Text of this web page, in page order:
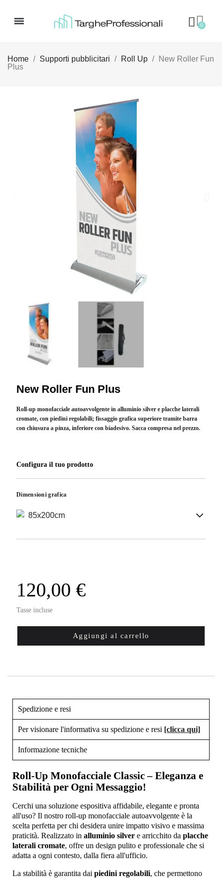
Home Supporti pubblicitari Roll Up
New Roller Fun
Plus
New Roller Fun Plus
Roll-up monofacciale autoavvolgente in alluminio silver e placche laterali
cromate, con piedini regolabili; fissaggio grafica superiore tramite barra
con chiusura a pinza, inferiore con biadesivo. Sacca compresa nel prezzo.
Configura il tuo prodotto
Dimensioni grafica
85x200cm
120,00 €
Tasse incluse
Aggiungi al carrello
Spedizione e resi
Per visionare l'informativa su spedizione e resi [clicca qui]
Informazione tecniche
Roll-Up Monofacciale Classic – Eleganza e
Stabilità per Ogni Messaggio!
Cerchi una soluzione espositiva affidabile, elegante e pronta
all'uso? Il nostro roll-up monofacciale autoavvolgente è la
scelta perfetta per chi desidera unire impatto visivo e massima
praticità. Realizzato in alluminio silver e arricchito da placche
laterali cromate, offre un design pulito e professionale che si
adatta a ogni contesto, dalla fiera all'ufficio.
La stabilità è garantita dai piedini regolabili, che permettono